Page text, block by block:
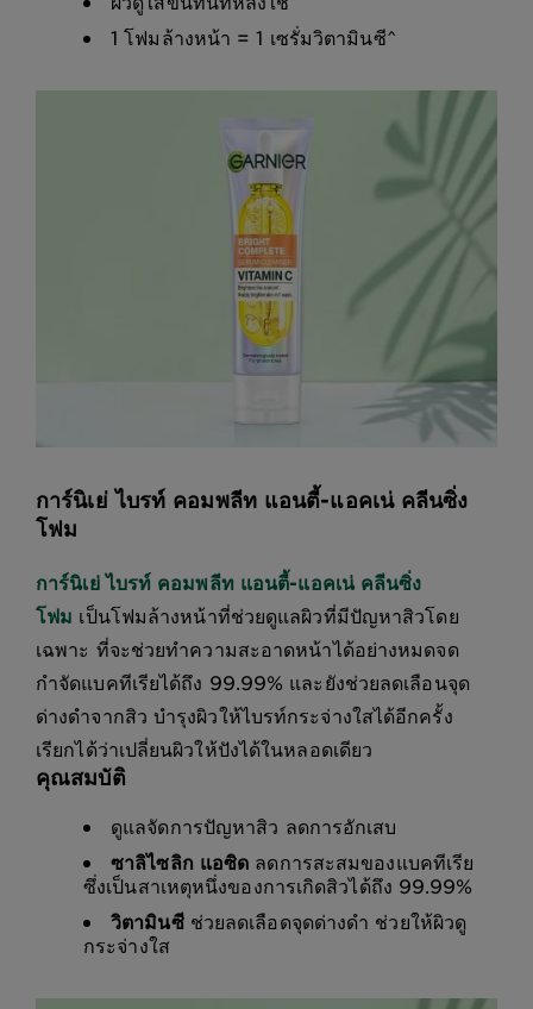
1 โฟมล้างหน้า = 1 เซรั่มวิตามินซี^
การ์นิเย่ ไบรท์ คอมพลีท แอนตี้-แอคเน่ คลีนซิ่ง
โฟม
การ์นิเย่ ไบรท์ คอมพลีท แอนตี้-แอคเน่ คลีนซิ่ง
โฟม เป็นโฟมล้างหน้าที่ช่วยดูแลผิวที่มีปัญหาสิวโดย
เฉพาะ ที่จะช่วยทำความสะอาดหน้าได้อย่างหมดจด
กำจัดแบคทีเรียได้ถึง 99.99% และยังช่วยลดเลือนจุด
ด่างดำจากสิว บำรุงผิวให้ไบรท์กระจ่างใสได้อีกครั้ง
เรียกได้ว่าเปลี่ยนผิวให้ปังได้ในหลอดเดียว
คุณสมบัติ
ดูแลจัดการปัญหาสิว ลดการอักเสบ
ซาลิไซลิก แอซิด ลดการสะสมของแบคทีเรีย
ซึ่งเป็นสาเหตุหนึ่งของการเกิดสิวได้ถึง 99.99%
วิตามินซีช่วยลดเลือดจุดด่างดำ ช่วยให้ผิวดู
กระจ่างใส